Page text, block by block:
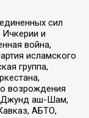
сил
и
война,
исламского
группа,
возрождения
Джунд аш-Шам,
АБТО,